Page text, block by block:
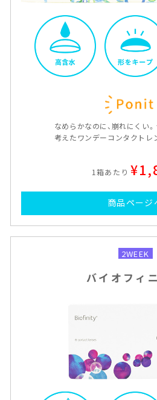
なめらかなのに、崩れにくい
考えたワンデーコンタクトレ
1箱あたり
商品ページ
2WEEK
バイオフィ